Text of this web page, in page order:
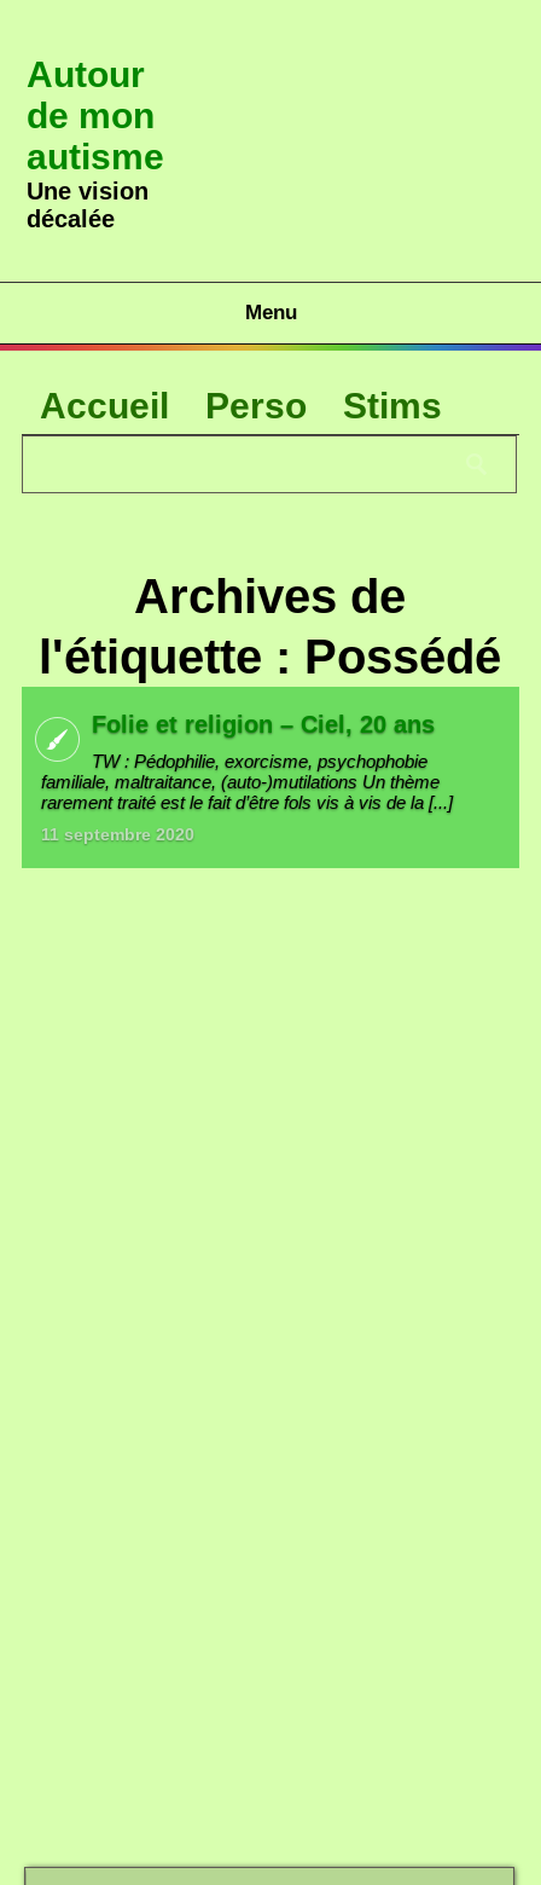
Autour
de mon
autisme
Une vision
décalée
Menu
Accueil Perso Stims
Archives de
l'étiquette : Possédé
Folie et religion – Ciel, 20 ans
TW : Pédophilie, exorcisme, psychophobie
familiale, maltraitance, (auto-)mutilations Un thème
rarement traité est le fait d’être fols vis à vis de la [...]
11 septembre 2020